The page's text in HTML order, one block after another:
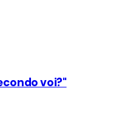
voi?"